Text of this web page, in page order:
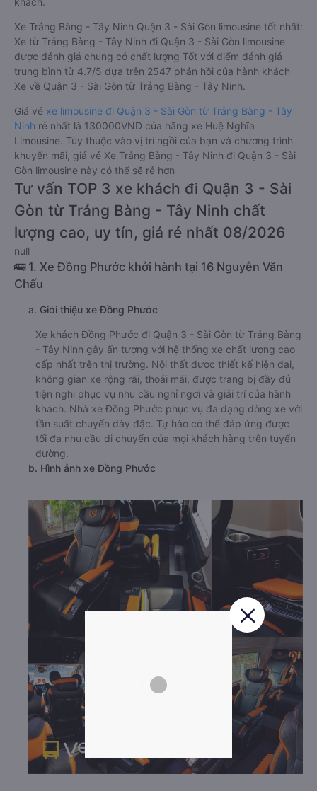
Đây là loại xe Trảng Bàng - Tây Ninh Quận 3 - Sài Gòn có hỗ
trợ đón/trả tận nơi miễn phí tại nội thành Trảng Bàng - Tây
Ninh và nội thành Quận 3 - Sài Gòn, rất thuận tiện cho du
khách.
Xe Trảng Bàng - Tây Ninh Quận 3 - Sài Gòn limousine tốt nhất:
Xe từ Trảng Bàng - Tây Ninh đi Quận 3 - Sài Gòn limousine
được đánh giá chung có chất lượng Tốt với điểm đánh giá
trung bình từ 4.7/5 dựa trên 2547 phản hồi của hành khách
Xe về Quận 3 - Sài Gòn từ Trảng Bàng - Tây Ninh.
Giá vé xe limousine đi Quận 3 - Sài Gòn từ Trảng Bàng - Tây
Ninh rẻ nhất là 130000VND của hãng xe Huệ Nghĩa
Limousine. Tùy thuộc vào vị trí ngồi của bạn và chương trình
khuyến mãi, giá vé Xe Trảng Bàng - Tây Ninh đi Quận 3 - Sài
Gòn limousine này có thể sẽ rẻ hơn
Tư vấn TOP 3 xe khách đi Quận 3 - Sài
Gòn từ Trảng Bàng - Tây Ninh chất
lượng cao, uy tín, giá rẻ nhất 08/2026
🚌 1. Xe Đồng Phước khởi hành tại 16 Nguyễn Văn
Chấu
a. Giới thiệu xe Đồng Phước
Xe khách Đồng Phước đi Quận 3 - Sài Gòn từ Trảng Bàng
- Tây Ninh gây ấn tượng với hệ thống xe chất lượng cao
cấp nhất trên thị trường. Nội thất được thiết kế hiện đại,
không gian xe rộng rãi, thoải mái, được trang bị đầy đủ
tiện nghi phục vụ nhu cầu nghỉ ngơi và giải trí của hành
khách. Nhà xe Đồng Phước phục vụ đa dạng dòng xe với
tần suất chuyến dày đặc. Tự hào có thể đáp ứng được
đường.
b. Hình ảnh xe Đồng Phước